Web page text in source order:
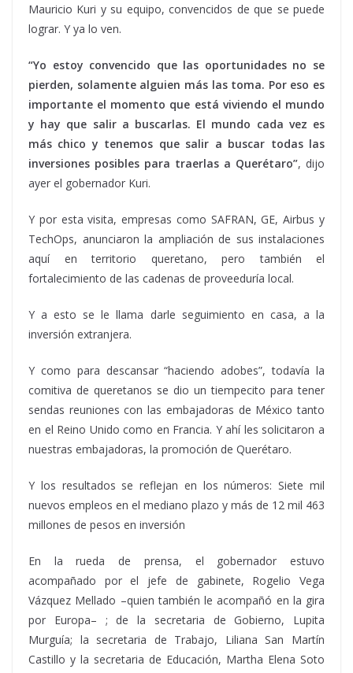
Mauricio Kuri y su equipo, convencidos de que se puede
lograr. Y ya lo ven.
“Yo estoy convencido que las oportunidades no se
pierden, solamente alguien más las toma. Por eso es
importante el momento que está viviendo el mundo
y hay que salir a buscarlas. El mundo cada vez es
más chico y tenemos que salir a buscar todas las
inversiones posibles para traerlas a Querétaro”, dijo
ayer el gobernador Kuri.
Y por esta visita, empresas como SAFRAN, GE, Airbus y
TechOps, anunciaron la ampliación de sus instalaciones
aquí en territorio queretano, pero también el
fortalecimiento de las cadenas de proveeduría local.
Y a esto se le llama darle seguimiento en casa, a la
inversión extranjera.
Y como para descansar “haciendo adobes”, todavía la
comitiva de queretanos se dio un tiempecito para tener
sendas reuniones con las embajadoras de México tanto
en el Reino Unido como en Francia. Y ahí les solicitaron a
nuestras embajadoras, la promoción de Querétaro.
Y los resultados se reflejan en los números: Siete mil
nuevos empleos en el mediano plazo y más de 12 mil 463
millones de pesos en inversión
En la rueda de prensa, el gobernador estuvo
acompañado por el jefe de gabinete, Rogelio Vega
Vázquez Mellado –quien también le acompañó en la gira
por Europa– ; de la secretaria de Gobierno, Lupita
Murguía; la secretaria de Trabajo, Liliana San Martín
Castillo y la secretaria de Educación, Martha Elena Soto